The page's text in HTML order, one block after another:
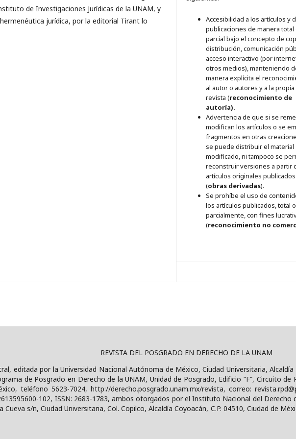
de Investigaciones Jurídicas de la UNAM, y
jurídica, por la editorial Tirant lo
Accesibilidad a los artículos y
publicaciones de manera total
parcial bajo el concepto de
distribución, comunicación
acceso interactivo (por
otros medios), manteniendo
manera explícita el
al autor o autores y a la propia
revista (reconocimiento de
autoría).
Advertencia de que si se
modifican los artículos o se
fragmentos en otras
se puede distribuir el material
modificado, ni tampoco se
reconstruir versiones a partir
artículos originales publicados
(obras derivadas).
Se prohíbe el uso de
los artículos publicados, total o
parcialmente, con fines
(reconocimiento no
REVISTA DEL POSGRADO EN DERECHO DE LA UNAM
editada por la Universidad Nacional Autónoma de México, Ciudad Universitaria,
de Posgrado en Derecho de la UNAM, Unidad de Posgrado, Edificio “F”, Circuito de
teléfono 5623-7024, http://derecho.posgrado.unam.mx/revista, correo:
102, ISSN: 2683-1783, ambos otorgados por el Instituto Nacional del
Cueva s/n, Ciudad Universitaria, Col. Copilco, Alcaldía Coyoacán, C.P. 04510, Ciudad de